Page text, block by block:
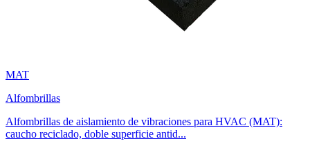
MAT
Alfombrillas
Alfombrillas de aislamiento de vibraciones para HVAC (MAT):
caucho reciclado, doble superficie antid...